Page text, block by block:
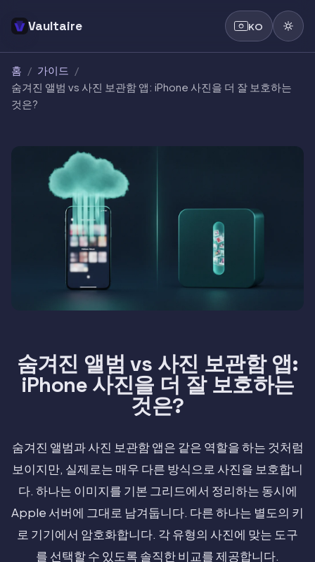
Vaultaire KO
홈 / 가이드
/
숨겨진 앨범 vs 사진 보관함 앱: iPhone 사진을 더 잘 보호하는
것은?
숨겨진 앨범 vs 사진 보관함 앱:
iPhone 사진을 더 잘 보호하는
것은?
숨겨진 앨범과 사진 보관함 앱은 같은 역할을 하는 것처럼
보이지만, 실제로는 매우 다른 방식으로 사진을 보호합니
다. 하나는 이미지를 기본 그리드에서 정리하는 동시에
Apple 서버에 그대로 남겨둡니다. 다른 하나는 별도의 키
로 기기에서 암호화합니다. 각 유형의 사진에 맞는 도구
를 선택할 수 있도록 솔직한 비교를 제공합니다.